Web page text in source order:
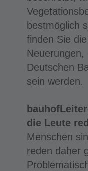
bestmöglich
finden Sie
Neuerungen,
Deutschen
sein werden.
die Leute
Menschen
reden daher